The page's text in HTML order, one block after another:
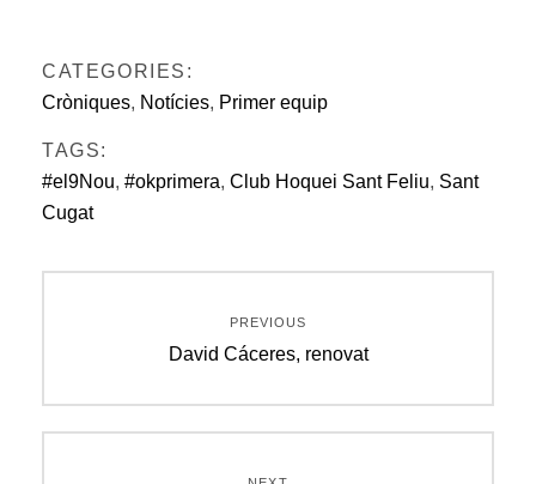
CATEGORIES:
Cròniques, Notícies, Primer equip
TAGS:
#el9Nou, #okprimera, Club Hoquei Sant Feliu, Sant
Cugat
d'entrades
PREVIOUS
Previous
David Cáceres, renovat